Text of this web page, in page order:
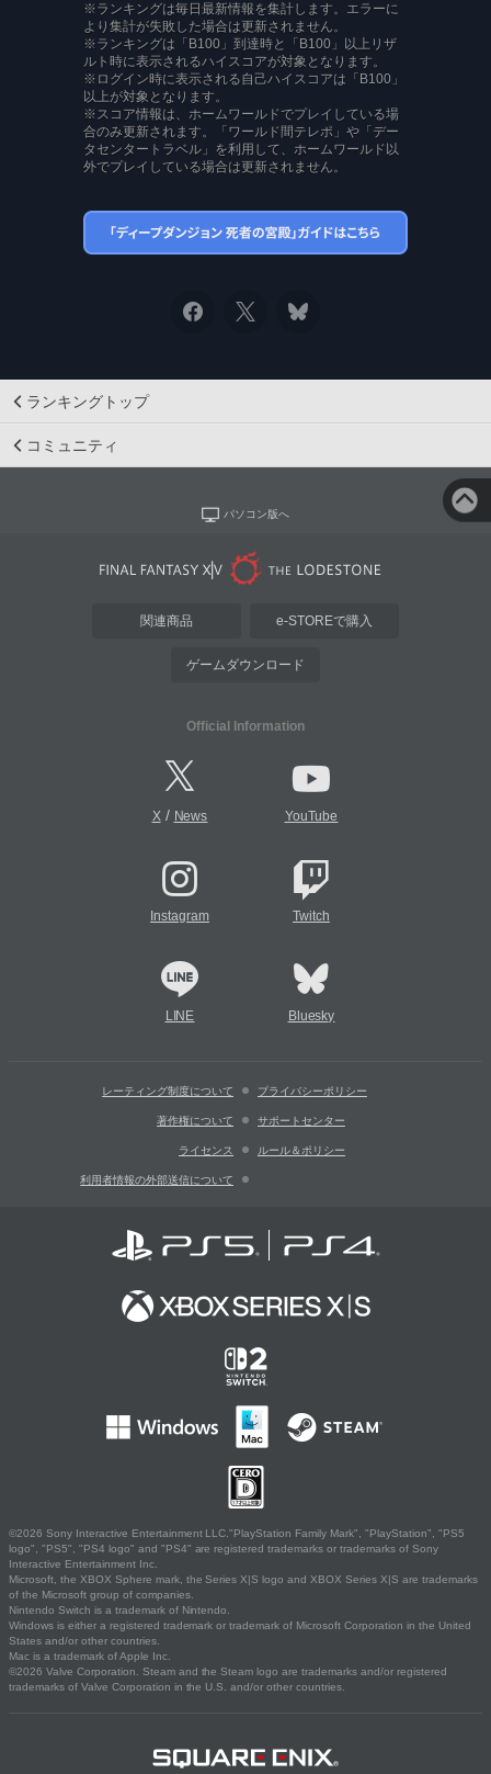
※ランキングは毎日最新情報を集計します。エラーに
より集計が失敗した場合は更新されません。
※ランキングは「B100」到達時と「B100」以上リザ
ルト時に表示されるハイスコアが対象となります。
※ログイン時に表示される自己ハイスコアは「B100」
以上が対象となります。
※スコア情報は、ホームワールドでプレイしている場
合のみ更新されます。「ワールド間テレポ」や「デー
タセンタートラベル」を利用して、ホームワールド以
外でプレイしている場合は更新されません。
ランキングトップ
コミュニティ
パソコン版へ
関連商品 e-STOREで購入
ゲームダウンロード
Official Information
X/ News YouTube
Instagram Twitch
LINE Bluesky
レーティング制度について プライバシーポリシー
著作権について サポートセンター
ライセンス ルール＆ポリシー
利用者情報の外部送信について
©2026 Sony Interactive Entertainment LLC."PlayStation Family Mark", "PlayStation", "PS5
logo", "PS5", "PS4 logo" and "PS4" are registered trademarks or trademarks of Sony
Interactive Entertainment Inc.
Microsoft, the XBOX Sphere mark, the Series X|S logo and XBOX Series X|S are trademarks
of the Microsoft group of companies.
Nintendo Switch is a trademark of Nintendo.
Windows is either a registered trademark or trademark of Microsoft Corporation in the United
States and/or other countries.
Mac is a trademark of Apple Inc.
©2026 Valve Corporation. Steam and the Steam logo are trademarks and/or registered
trademarks of Valve Corporation in the U.S. and/or other countries.